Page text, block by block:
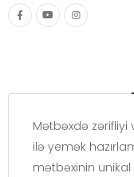
Mətbəxdə zərifliyi
ilə yemək
mətbəxinin